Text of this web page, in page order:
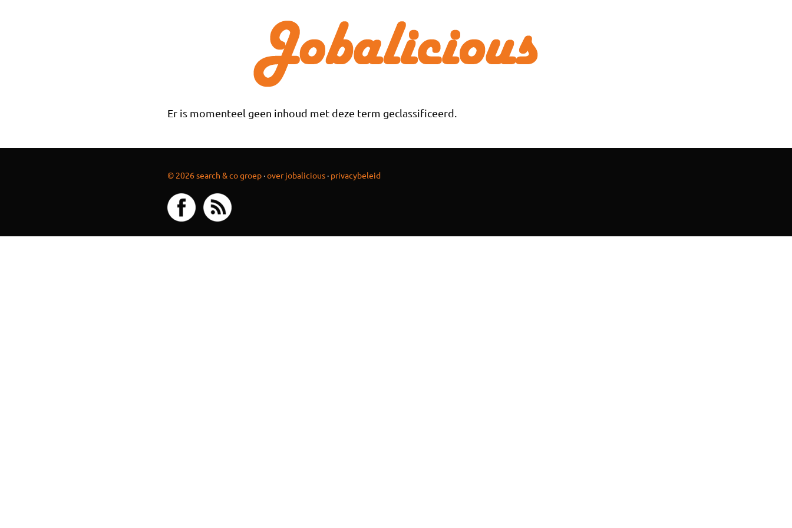
Er is momenteel geen inhoud met deze term geclassificeerd.
© 2026 search & co groep·over jobalicious· privacybeleid